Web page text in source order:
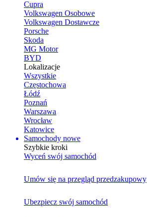
Cupra
Volkswagen Osobowe
Volkswagen Dostawcze
Porsche
Skoda
MG Motor
BYD
Lokalizacje
Wszystkie
Częstochowa
Łódź
Poznań
Warszawa
Wrocław
Katowice
Samochody nowe
Szybkie kroki
Wyceń swój samochód
Umów się na przegląd przedzakupowy
Ubezpiecz swój samochód